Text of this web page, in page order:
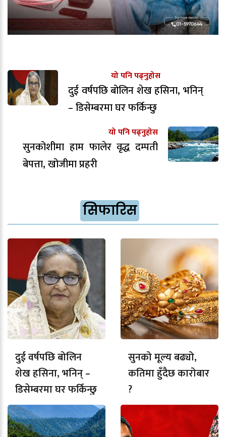
यो पनि पढ्नुहोस
दुई वर्षपछि बोलिन शेख हसिना, भनिन्
– डिसेम्बरमा घर फर्किन्छु
यो पनि पढ्नुहोस
सुनकोशीमा हाम फालेर वृद्ध दम्पती
बेपत्ता, खोजीमा प्रहरी
सिफारिस
दुई वर्षपछि बोलिन
शेख हसिना, भनिन् –
डिसेम्बरमा घर फर्किन्छु
सुनको मूल्य बढ्यो,
कतिमा हुँदैछ कारोबार
?